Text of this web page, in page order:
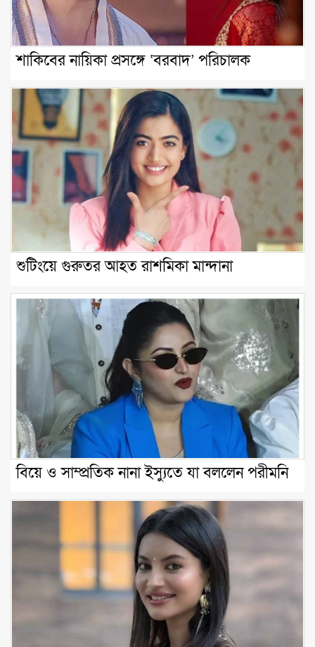
শাকিবের নায়িকা প্রসঙ্গে ‘বরবাদ’ পরিচালক
শুটিংয়ে গুরুতর আহত রাশমিকা মান্দানা
বিয়ে ও সাম্প্রতিক নানা ইস্যুতে যা বললেন পরীমনি